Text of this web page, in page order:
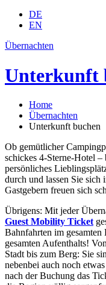
DE
EN
Übernachten
Unterkunft
Home
Übernachten
Unterkunft buchen
Ob gemütlicher
schickes 4-Sterne-Hotel
persönliches
durch und lassen Sie
Gastgebern freuen sich
Übrigens: Mit jeder
Guest Mobility Ticket
Bahnfahrten im
gesamten Aufenthalts!
Stadt bis zum Berg: Sie
nebenbei auch noch
nach der Buchung das